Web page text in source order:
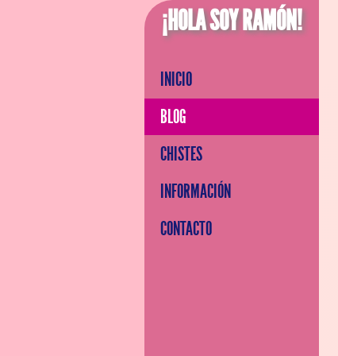
¡HOLA SOY RAMÓN!
INICIO
BLOG
CHISTES
INFORMACIÓN
CONTACTO